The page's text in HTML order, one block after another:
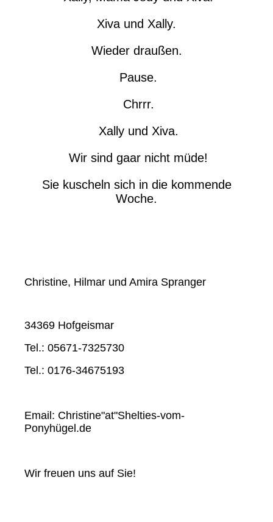
Xiva und Xally.
Wieder draußen.
Pause.
Chrrr.
Xally und Xiva.
Wir sind gaar nicht müde!
Sie kuscheln sich in die kommende
Woche.
Christine, Hilmar und Amira Spranger
34369 Hofgeismar
Tel.: 05671-7325730
Tel.: 0176-34675193
Email: Christine"at"Shelties-vom-
Ponyhügel.de
Wir freuen uns auf Sie!